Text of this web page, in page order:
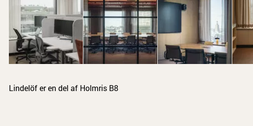
Lindelöf er en del af Holmris B8